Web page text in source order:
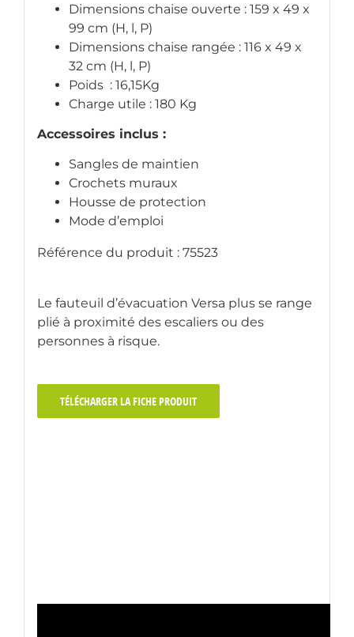
Dimensions chaise ouverte : 159 x 49 x
99 cm (H, l, P)
Dimensions chaise rangée : 116 x 49 x
32 cm (H, l, P)
Poids : 16,15Kg
Charge utile : 180 Kg
Accessoires inclus :
Sangles de maintien
Crochets muraux
Housse de protection
Mode d’emploi
Référence du produit : 75523
Le fauteuil d’évacuation Versa plus se range
plié à proximité des escaliers ou des
personnes à risque.
TÉLÉCHARGER LA FICHE PRODUIT